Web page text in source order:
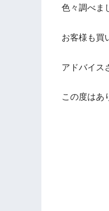
色々調べま
お客様も買
アドバイス
この度はあ